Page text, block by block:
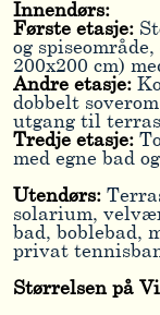
Innendørs:
Første etasje:
og
200x200 cm)
Andre etasje:
dobbelt
utgang til
Tredje etasje:To
med egne bad
Utendørs:
solarium,
bad, boblebad,
privat
Størrelsen på